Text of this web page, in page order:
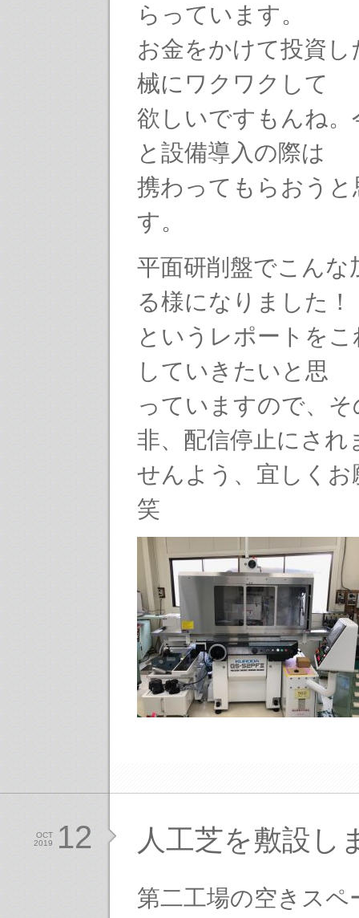
らっています。
お金をかけて投資し
械にワクワクして
欲しいですもんね。
と設備導入の際は
携わってもらおう
す。
平面研削盤でこんな
る様になりました！
というレポートを
していきたいと思
っていますので、
非、配信停止にされ
せんよう、宜しく
笑
人工芝を敷設し
第二工場の空きスペ
12
OCT
2019